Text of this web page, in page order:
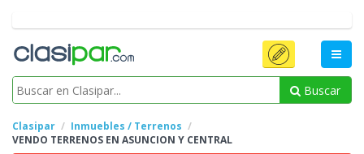
Buscar
Clasipar
Inmuebles / Terrenos
VENDO TERRENOS EN ASUNCION Y CENTRAL